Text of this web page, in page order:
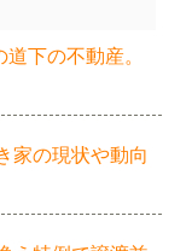
下の不動産。
家の現状や動向